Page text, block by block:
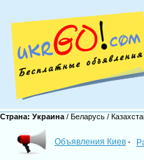
Страна: Украина / Беларусь /
Объявления Киев -